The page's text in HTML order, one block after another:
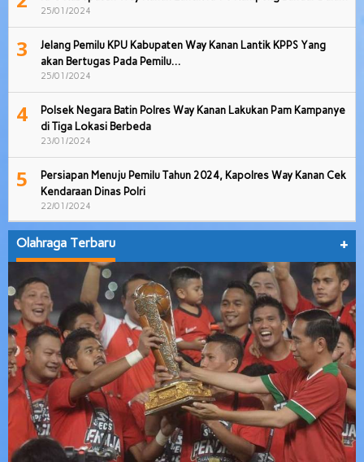
25/01/2024
3
Jelang Pemilu KPU Kabupaten Way Kanan Lantik KPPS Yang
akan Bertugas Pada Pemilu…
25/01/2024
4
Polsek Negara Batin Polres Way Kanan Lakukan Pam Kampanye
di Tiga Lokasi Berbeda
23/01/2024
5
Persiapan Menuju Pemilu Tahun 2024, Kapolres Way Kanan Cek
Kendaraan Dinas Polri
22/01/2024
Olahraga Terbaru +